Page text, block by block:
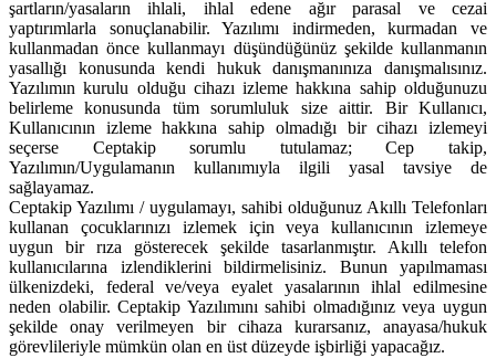
şartların/yasaların ihlali, ihlal edene ağır parasal ve cezai
yaptırımlarla sonuçlanabilir. Yazılımı indirmeden, kurmadan ve
kullanmadan önce kullanmayı düşündüğünüz şekilde kullanmanın
yasallığı konusunda kendi hukuk danışmanınıza danışmalısınız.
Yazılımın kurulu olduğu cihazı izleme hakkına sahip olduğunuzu
belirleme konusunda tüm sorumluluk size aittir. Bir Kullanıcı,
Kullanıcının izleme hakkına sahip olmadığı bir cihazı izlemeyi
seçerse Ceptakip sorumlu tutulamaz; Cep takip,
Yazılımın/Uygulamanın kullanımıyla ilgili yasal tavsiye de
sağlayamaz.
Ceptakip Yazılımı / uygulamayı, sahibi olduğunuz Akıllı Telefonları
kullanan çocuklarınızı izlemek için veya kullanıcının izlemeye
uygun bir rıza gösterecek şekilde tasarlanmıştır. Akıllı telefon
kullanıcılarına izlendiklerini bildirmelisiniz. Bunun yapılmaması
ülkenizdeki, federal ve/veya eyalet yasalarının ihlal edilmesine
neden olabilir. Ceptakip Yazılımını sahibi olmadığınız veya uygun
şekilde onay verilmeyen bir cihaza kurarsanız, anayasa/hukuk
görevlileriyle mümkün olan en üst düzeyde işbirliği yapacağız.